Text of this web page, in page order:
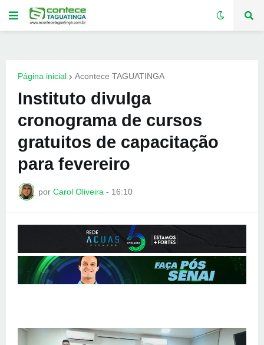
Página inicial Acontece TAGUATINGA
Instituto divulga
cronograma de cursos
gratuitos de capacitação
para fevereiro
por Carol Oliveira - 16:10